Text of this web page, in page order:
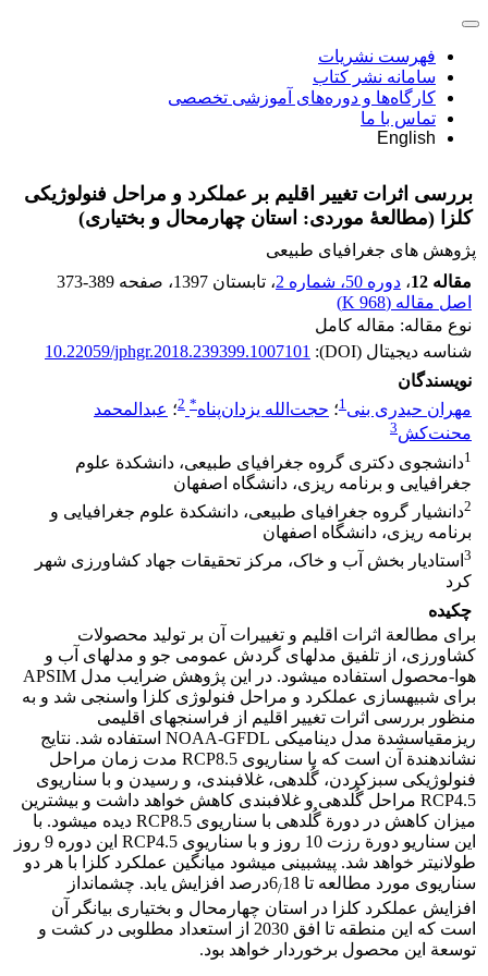
فهرست نشریات
سامانه نشر کتاب
کارگاه‌ها و دوره‌های آموزشی تخصصی
تماس با ما
English
بررسی اثرات تغییر اقلیم بر عملکرد و مراحل فنولوژیکی
کلزا (مطالعۀ موردی: استان چهارمحال و بختیاری)
پژوهش های جغرافیای طبیعی
مقاله 12
، دوره 50، شماره 2 ، تابستان 1397 ، صفحه 373-389
اصل مقاله (968 K
)
نوع مقاله: مقاله کامل
شناسه دیجیتال (DOI):
10.22059/jphgr.2018.239399.1007101
نویسندگان
مهران حیدری بنی1؛ حجت‌الله یزدان‌پناه*
2؛ عبدالمحمد
محنت‌کش3
1دانشجوی دکتری گروه جغرافیای طبیعی، دانشکدة علوم
جغرافیایی و برنامه ‏ریزی، دانشگاه اصفهان
2دانشیار گروه جغرافیای طبیعی، دانشکدة علوم جغرافیایی و
برنامه‏ ریزی، دانشگاه اصفهان
3 استادیار بخش آب و خاک، مرکز تحقیقات جهاد کشاورزی شهر
کرد
چکیده
برای مطالعة اثرات اقلیم و تغییرات آن بر تولید محصولات
کشاورزی، از تلفیق مدل‏های گردش عمومی جو و مدل‏های آب و
هوا-محصول استفاده می‏شود. در این پژوهش ضرایب مدل APSIM
برای شبیه‏سازی عملکرد و مراحل فنولوژی کلزا واسنجی شد و به
منظور بررسی اثرات تغییر اقلیم از فراسنج‏های اقلیمی
ریز‏مقیاس‏شدة مدل دینامیکی NOAA-GFDL استفاده شد. نتایج
نشان‏دهندة آن است که با سناریوی RCP8.5 مدت زمان مراحل
فنولوژیکی سبزکردن، گُل‏دهی، غلاف‏‏بندی، و رسیدن و با سناریوی
RCP4.5 مراحل گُل‏دهی و غلاف‏بندی کاهش خواهد داشت و بیشترین
میزان کاهش در دورة گُل‏دهی با سناریوی RCP8.5 دیده می‏شود. با
این سناریو دورة رزت 10 روز و با سناریوی RCP4.5 این دوره 9 روز
طولانی‏‏تر خواهد شد. پیش‏بینی می‏شود میانگین عملکرد کلزا با هر دو
سناریوی مورد مطالعه تا 6
/ 18درصد افزایش یابد. چشم‏انداز
افزایش عملکرد کلزا در استان چهارمحال و بختیاری بیانگر آن
است که این منطقه تا افق 2030 از استعداد مطلوبی در کشت و
توسعة این محصول برخوردار خواهد بود.